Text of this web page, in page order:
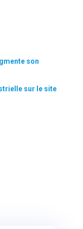
son
sur le site